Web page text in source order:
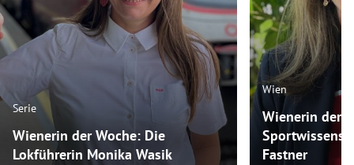
Serie
Wienerin der Woche: Die
Lokführerin Monika Wasik
Wien
Wienerin der
Fastner